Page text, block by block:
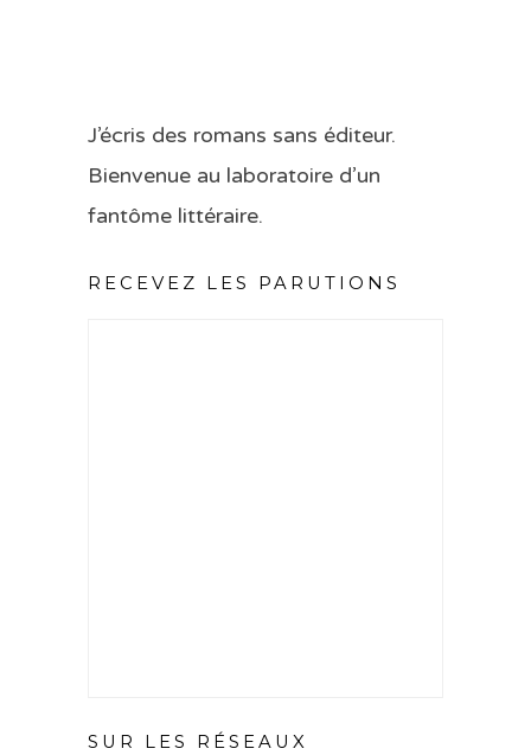
J’écris des romans sans éditeur.
Bienvenue au laboratoire d’un
fantôme littéraire.
RECEVEZ LES PARUTIONS
SUR LES RÉSEAUX